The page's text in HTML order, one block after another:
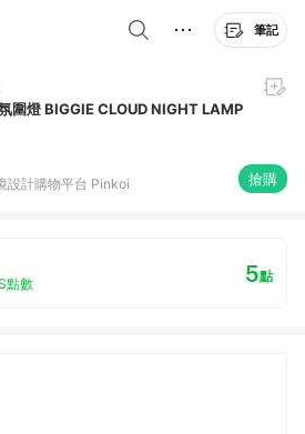
筆記
圍燈 BIGGIE CLOUD NIGHT LAMP
設計購物平台 Pinkoi 搶購
點數 5點